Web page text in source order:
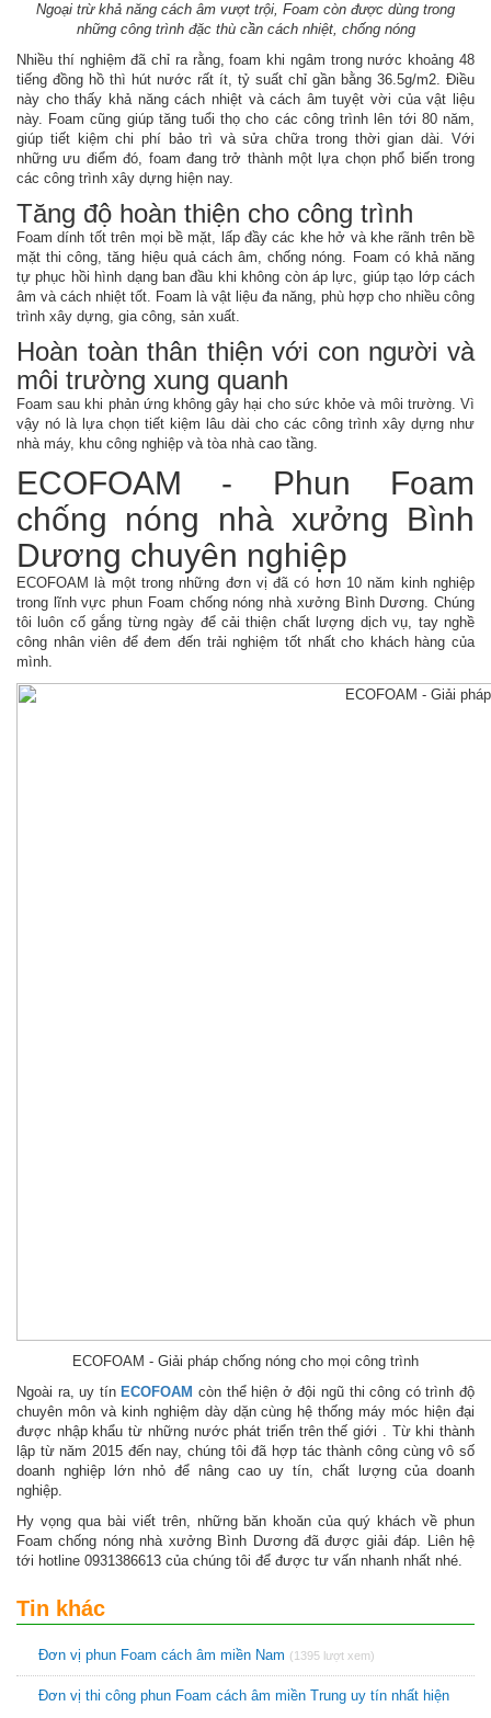
Ngoại trừ khả năng cách âm vượt trội, Foam còn được dùng trong
những công trình đặc thù cần cách nhiệt, chống nóng
Nhiều thí nghiệm đã chỉ ra rằng, foam khi ngâm trong nước khoảng 48
tiếng đồng hồ thì hút nước rất ít, tỷ suất chỉ gần bằng 36.5g/m2. Điều
này cho thấy khả năng cách nhiệt và cách âm tuyệt vời của vật liệu
này. Foam cũng giúp tăng tuổi thọ cho các công trình lên tới 80 năm,
giúp tiết kiệm chi phí bảo trì và sửa chữa trong thời gian dài. Với
những ưu điểm đó, foam đang trở thành một lựa chọn phổ biến trong
các công trình xây dựng hiện nay.
Tăng độ hoàn thiện cho công trình
Foam dính tốt trên mọi bề mặt, lấp đầy các khe hở và khe rãnh trên bề
mặt thi công, tăng hiệu quả cách âm, chống nóng. Foam có khả năng
tự phục hồi hình dạng ban đầu khi không còn áp lực, giúp tạo lớp cách
âm và cách nhiệt tốt. Foam là vật liệu đa năng, phù hợp cho nhiều công
trình xây dựng, gia công, sản xuất.
Hoàn toàn thân thiện với con người và
môi trường xung quanh
Foam sau khi phản ứng không gây hại cho sức khỏe và môi trường. Vì
vậy nó là lựa chọn tiết kiệm lâu dài cho các công trình xây dựng như
nhà máy, khu công nghiệp và tòa nhà cao tầng.
ECOFOAM - Phun Foam
chống nóng nhà xưởng Bình
Dương chuyên nghiệp
ECOFOAM là một trong những đơn vị đã có hơn 10 năm kinh nghiệp
trong lĩnh vực phun Foam chống nóng nhà xưởng Bình Dương. Chúng
tôi luôn cố gắng từng ngày để cải thiện chất lượng dịch vụ, tay nghề
công nhân viên để đem đến trải nghiệm tốt nhất cho khách hàng của
mình.
ECOFOAM - Giải pháp chống nóng cho mọi công trình
Ngoài ra, uy tín ECOFOAM còn thể hiện ở đội ngũ thi công có trình độ
chuyên môn và kinh nghiệm dày dặn cùng hệ thống máy móc hiện đại
được nhập khẩu từ những nước phát triển trên thế giới . Từ khi thành
lập từ năm 2015 đến nay, chúng tôi đã hợp tác thành công cùng vô số
doanh nghiệp lớn nhỏ để nâng cao uy tín, chất lượng của doanh
nghiệp.
Hy vọng qua bài viết trên, những băn khoăn của quý khách về phun
Foam chống nóng nhà xưởng Bình Dương đã được giải đáp. Liên hệ
tới hotline 0931386613 của chúng tôi để được tư vấn nhanh nhất nhé.
Tin khác
Đơn vị phun Foam cách âm miền Nam (1395 lượt xem)
Đơn vị thi công phun Foam cách âm miền Trung uy tín nhất hiện